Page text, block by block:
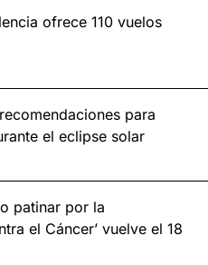
ofrece 110 vuelos
para
el eclipse solar
patinar por la
el Cáncer’ vuelve el 18